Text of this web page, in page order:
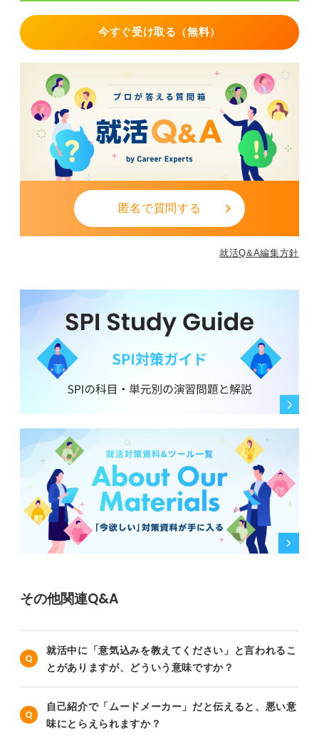
今すぐ受け取る（無料）
匿名で質問する
就活Q&A編集方針
その他関連Q&A
就活中に「意気込みを教えてください」と言われるこ
とがありますが、どういう意味ですか？
自己紹介で「ムードメーカー」だと伝えると、悪い意
味にとらえられますか？